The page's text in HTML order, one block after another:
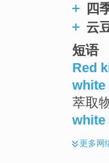
四
云
短语
Red
white
萃取
white
更多网